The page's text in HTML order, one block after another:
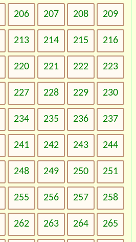
206 207 208 209
213 214 215 216
220 221 222 223
227 228 229 230
234 235 236 237
241 242 243 244
248 249 250 251
255 256 257 258
262 263 264 265